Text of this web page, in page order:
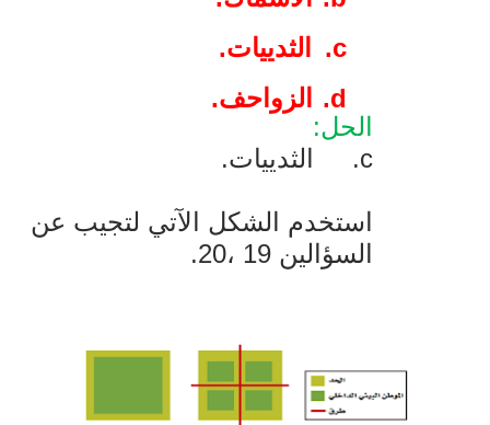
c.
الثدييات.
d.
الزواحف.
الحل:
c
. الثدييات.
استخدم الشكل الآتي لتجيب عن
السؤالين 19 ،20.